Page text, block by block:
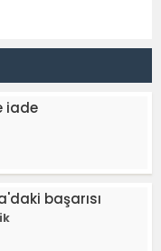
iade
başarısı